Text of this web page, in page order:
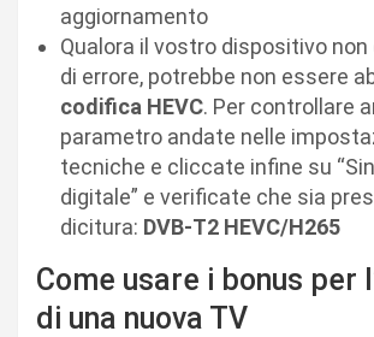
aggiornamento
Qualora il vostro dispositivo
di errore, potrebbe non essere
codifica HEVC. Per controllare
parametro andate nelle
tecniche e cliccate infine su
digitale” e verificate che sia
dicitura: DVB-T2 HEVC/H265
Come usare i bonus per
di una nuova TV